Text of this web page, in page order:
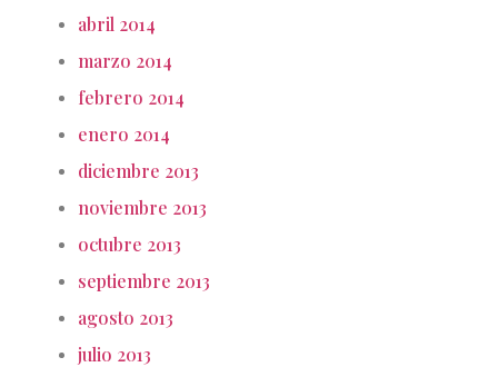
abril 2014
marzo 2014
febrero 2014
enero 2014
diciembre 2013
noviembre 2013
octubre 2013
septiembre 2013
agosto 2013
julio 2013